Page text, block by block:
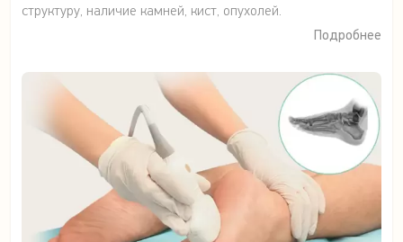
структуру, наличие камней, кист, опухолей.
Подробнее